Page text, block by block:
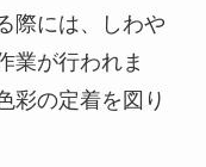
際には、しわや
業が行われま
彩の定着を図り